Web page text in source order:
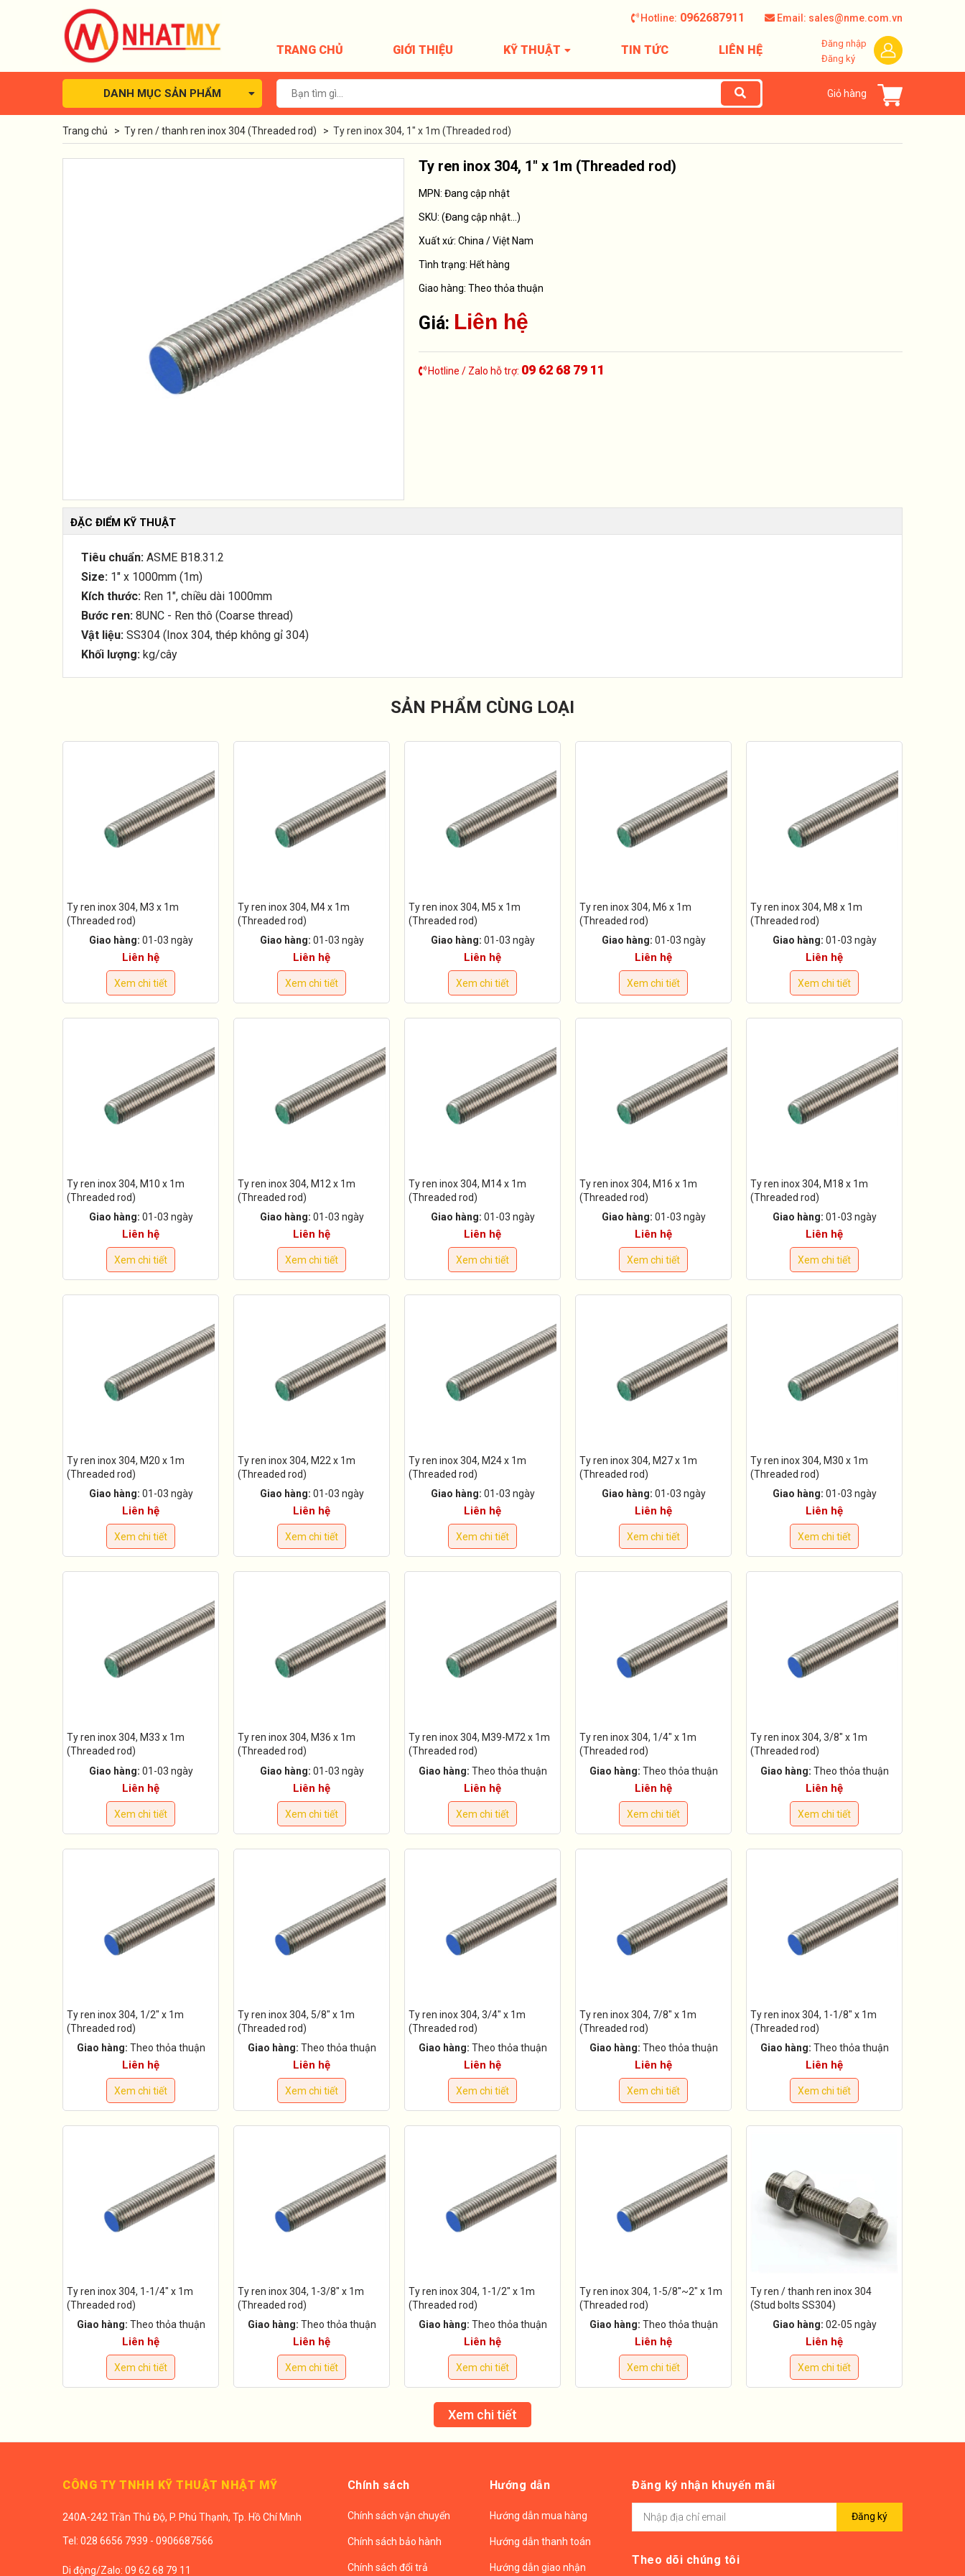
Hotline: 0962687911 Email: sales@nme.com.vn
TRANG CHỦ GIỚI THIỆU KỸ THUẬT TIN TỨC LIÊN HỆ
Đăng nhập
Đăng ký
DANH MỤC SẢN PHẨM Giỏ hàng
Trang chủ > Ty ren / thanh ren inox 304 (Threaded rod) > Ty ren inox 304, 1" x 1m (Threaded rod)
Ty ren inox 304, 1" x 1m (Threaded rod)
MPN: Đang cập nhật
SKU: (Đang cập nhật...)
Xuất xứ: China / Việt Nam
Tình trạng: Hết hàng
Giao hàng: Theo thỏa thuận
Giá: Liên hệ
Hotline / Zalo hỗ trợ: 09 62 68 79 11
ĐẶC ĐIỂM KỸ THUẬT
Tiêu chuẩn: ASME B18.31.2
Size: 1" x 1000mm (1m)
Kích thước: Ren 1", chiều dài 1000mm
Bước ren: 8UNC - Ren thô (Coarse thread)
Vật liệu: SS304 (Inox 304, thép không gỉ 304)
Khối lượng: kg/cây
SẢN PHẨM CÙNG LOẠI
Ty ren inox 304, M3 x 1m
(Threaded rod)
Giao hàng: 01-03 ngày
Liên hệ
Xem chi tiết
Ty ren inox 304, M4 x 1m
(Threaded rod)
Giao hàng: 01-03 ngày
Liên hệ
Xem chi tiết
Ty ren inox 304, M5 x 1m
(Threaded rod)
Giao hàng: 01-03 ngày
Liên hệ
Xem chi tiết
Ty ren inox 304, M6 x 1m
(Threaded rod)
Giao hàng: 01-03 ngày
Liên hệ
Xem chi tiết
Ty ren inox 304, M8 x 1m
(Threaded rod)
Giao hàng: 01-03 ngày
Liên hệ
Xem chi tiết
Ty ren inox 304, M10 x 1m
(Threaded rod)
Giao hàng: 01-03 ngày
Liên hệ
Xem chi tiết
Ty ren inox 304, M12 x 1m
(Threaded rod)
Giao hàng: 01-03 ngày
Liên hệ
Xem chi tiết
Ty ren inox 304, M14 x 1m
(Threaded rod)
Giao hàng: 01-03 ngày
Liên hệ
Xem chi tiết
Ty ren inox 304, M16 x 1m
(Threaded rod)
Giao hàng: 01-03 ngày
Liên hệ
Xem chi tiết
Ty ren inox 304, M18 x 1m
(Threaded rod)
Giao hàng: 01-03 ngày
Liên hệ
Xem chi tiết
Ty ren inox 304, M20 x 1m
(Threaded rod)
Giao hàng: 01-03 ngày
Liên hệ
Xem chi tiết
Ty ren inox 304, M22 x 1m
(Threaded rod)
Giao hàng: 01-03 ngày
Liên hệ
Xem chi tiết
Ty ren inox 304, M24 x 1m
(Threaded rod)
Giao hàng: 01-03 ngày
Liên hệ
Xem chi tiết
Ty ren inox 304, M27 x 1m
(Threaded rod)
Giao hàng: 01-03 ngày
Liên hệ
Xem chi tiết
Ty ren inox 304, M30 x 1m
(Threaded rod)
Giao hàng: 01-03 ngày
Liên hệ
Xem chi tiết
Ty ren inox 304, M33 x 1m
(Threaded rod)
Giao hàng: 01-03 ngày
Liên hệ
Xem chi tiết
Ty ren inox 304, M36 x 1m
(Threaded rod)
Giao hàng: 01-03 ngày
Liên hệ
Xem chi tiết
Ty ren inox 304, M39-M72 x 1m
(Threaded rod)
Giao hàng: Theo thỏa thuận
Liên hệ
Xem chi tiết
Ty ren inox 304, 1/4" x 1m
(Threaded rod)
Giao hàng: Theo thỏa thuận
Liên hệ
Xem chi tiết
Ty ren inox 304, 3/8" x 1m
(Threaded rod)
Giao hàng: Theo thỏa thuận
Liên hệ
Xem chi tiết
Ty ren inox 304, 1/2" x 1m
(Threaded rod)
Giao hàng: Theo thỏa thuận
Liên hệ
Xem chi tiết
Ty ren inox 304, 5/8" x 1m
(Threaded rod)
Giao hàng: Theo thỏa thuận
Liên hệ
Xem chi tiết
Ty ren inox 304, 3/4" x 1m
(Threaded rod)
Giao hàng: Theo thỏa thuận
Liên hệ
Xem chi tiết
Ty ren inox 304, 7/8" x 1m
(Threaded rod)
Giao hàng: Theo thỏa thuận
Liên hệ
Xem chi tiết
Ty ren inox 304, 1-1/8" x 1m
(Threaded rod)
Giao hàng: Theo thỏa thuận
Liên hệ
Xem chi tiết
Ty ren inox 304, 1-1/4" x 1m
(Threaded rod)
Giao hàng: Theo thỏa thuận
Liên hệ
Xem chi tiết
Ty ren inox 304, 1-3/8" x 1m
(Threaded rod)
Giao hàng: Theo thỏa thuận
Liên hệ
Xem chi tiết
Ty ren inox 304, 1-1/2" x 1m
(Threaded rod)
Giao hàng: Theo thỏa thuận
Liên hệ
Xem chi tiết
Ty ren inox 304, 1-5/8''~2" x 1m
(Threaded rod)
Giao hàng: Theo thỏa thuận
Liên hệ
Xem chi tiết
Ty ren / thanh ren inox 304
(Stud bolts SS304)
Giao hàng: 02-05 ngày
Liên hệ
Xem chi tiết
Xem chi tiết
CÔNG TY TNHH KỸ THUẬT NHẬT MỸ
240A-242 Trần Thủ Độ, P. Phú Thạnh, Tp. Hồ Chí Minh
Tel: 028 6656 7939 - 0906687566
Di động/Zalo: 09 62 68 79 11
Chính sách
Chính sách vận chuyển
Chính sách bảo hành
Chính sách đổi trả
Hướng dẫn
Hướng dẫn mua hàng
Hướng dẫn thanh toán
Hướng dẫn giao nhận
Đăng ký nhận khuyến mãi
Đăng ký
Theo dõi chúng tôi